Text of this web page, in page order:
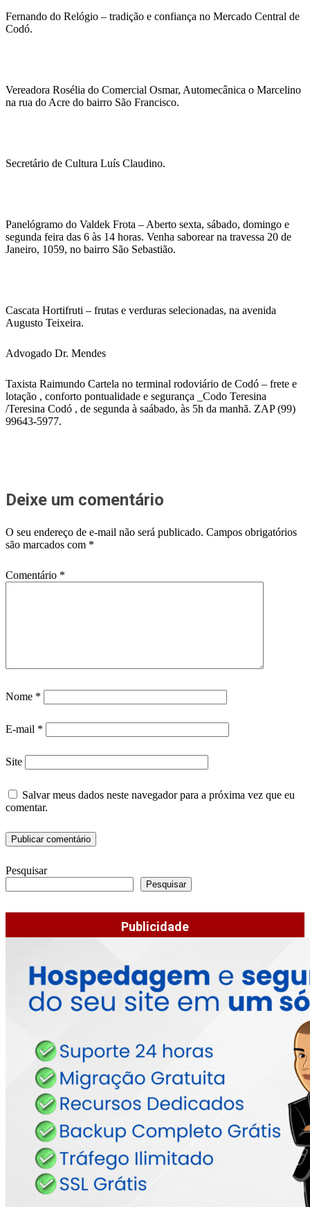
Fernando do Relógio – tradição e confiança no Mercado Central de
Codó.
Vereadora Rosélia do Comercial Osmar, Automecânica o Marcelino
na rua do Acre do bairro São Francisco.
Secretário de Cultura Luís Claudino.
Panelógramo do Valdek Frota – Aberto sexta, sábado, domingo e
segunda feira das 6 às 14 horas. Venha saborear na travessa 20 de
Janeiro, 1059, no bairro São Sebastião.
Cascata Hortifruti – frutas e verduras selecionadas, na avenida
Augusto Teixeira.
Advogado Dr. Mendes
Taxista Raimundo Cartela no terminal rodoviário de Codó – frete e
lotação , conforto pontualidade e segurança _Codo Teresina
/Teresina Codó , de segunda à saábado, às 5h da manhã. ZAP (99)
99643-5977.
Deixe um comentário
O seu endereço de e-mail não será publicado. Campos obrigatórios
são marcados com *
Comentário *
Nome *
E-mail *
Site
Salvar meus dados neste navegador para a próxima vez que eu
comentar.
Pesquisar
Pesquisar
Publicidade